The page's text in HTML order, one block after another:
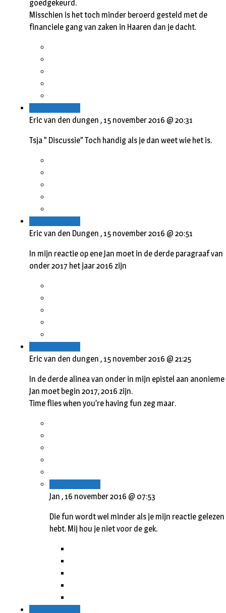
goedgekeurd.
Misschien is het toch minder beroerd gesteld met de
financiele gang van zaken in Haaren dan je dacht.
Eric van den dungen ,15 november 2016 @ 20:31
Tsja ” Discussie” Toch handig als je dan weet wie het is.
Eric van den Dungen ,15 november 2016 @ 20:51
In mijn reactie op ene Jan moet in de derde paragraaf van
onder 2017 het jaar 2016 zijn
Eric van den dungen ,15 november 2016 @ 21:25
In de derde alinea van onder in mijn epistel aan anonieme
Jan moet begin 2017, 2016 zijn.
Time flies when you’re having fun zeg maar.
Jan ,16 november 2016 @ 07:53
Die fun wordt wel minder als je mijn reactie gelezen
hebt. Mij hou je niet voor de gek.